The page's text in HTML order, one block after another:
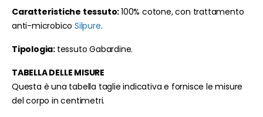
Caratteristiche tessuto:100% cotone, con trattamento
anti-microbicoSilpure.
Tipologia: tessuto Gabardine.
TABELLA DELLE MISURE
Questa è una tabella taglie indicativa e fornisce le misure
del corpo in centimetri.